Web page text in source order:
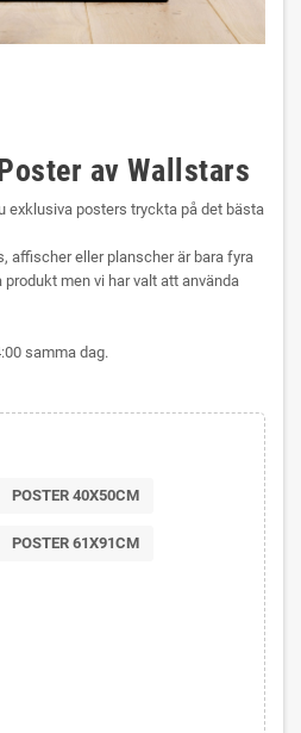
av Wallstars
exklusiva posters tryckta på det bästa
affischer eller planscher är bara fyra
men vi har valt att använda
samma dag.
POSTER 40X50CM
POSTER 61X91CM